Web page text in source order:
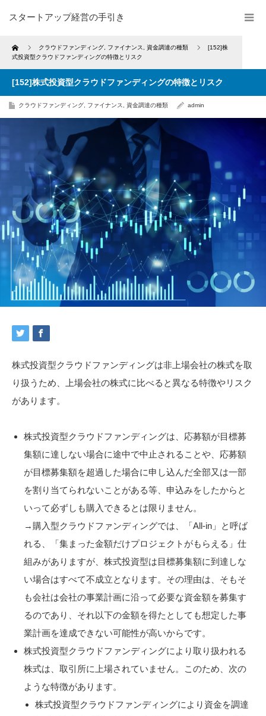
スタートアップ経営の手引き
Home クラウドファンディング ファイナンス 資金調達の種類
[152]株
式投資型クラウドファンディングの特徴とリスク
[152]株式投資型クラウドファンディングの特徴とリスク
クラウドファンディング ファイナンス 資金調達の種類 admin
株式投資型クラウドファンディングは非上場会社の株式を取
り扱うため、上場会社の株式に比べると異なる特徴やリスク
があります。
株式投資型クラウドファンディングは、応募額が目標募
集額に達しない場合に途中で中止されることや、応募額
が目標募集額を超過した場合に申し込んだ全部又は一部
を割り当てられないことがある等、申込みをしたからと
いって必ずしも購入できるとは限りません。
→購入型クラウドファンディングでは、「All-in」と呼ば
れる、「集まった金額だけプロジェクトがもらえる」仕
組みがありますが、株式投資型は目標募集額に到達しな
い場合はすべて不成立となります。その理由は、そもそ
も会社は会社の事業計画に沿って必要な資金額を募集す
るのであり、それ以下の金額を得たとしても想定した事
業計画を達成できない可能性が高いからです。
株式投資型クラウドファンディングにより取り扱われる
株式は、取引所に上場されていません。このため、次の
ような特徴があります。
株式投資型クラウドファンディングにより資金を調達